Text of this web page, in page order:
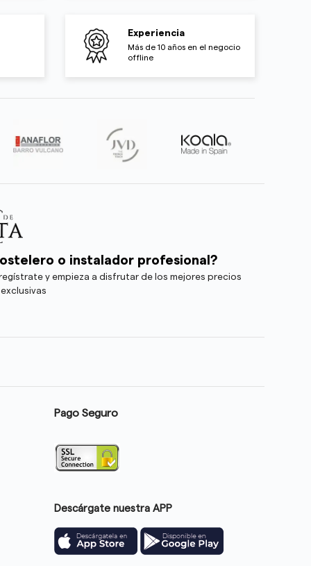
Experiencia
Más de 10 años en el negocio
offline
o instalador profesional?
y empieza a disfrutar de los mejores precios
Pago Seguro
Descárgate nuestra APP